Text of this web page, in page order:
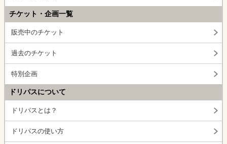
チケット・企画一覧
販売中のチケット
過去のチケット
特別企画
ドリパスについて
ドリパスとは？
ドリパスの使い方